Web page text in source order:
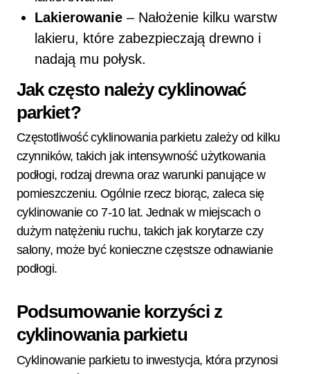
Lakierowanie– Nałożenie kilku warstw
lakieru, które zabezpieczają drewno i
nadają mu połysk.
Jak często należy cyklinować
parkiet?
Częstotliwość cyklinowania parkietu zależy od kilku
czynników, takich jak intensywność użytkowania
podłogi, rodzaj drewna oraz warunki panujące w
pomieszczeniu. Ogólnie rzecz biorąc, zaleca się
cyklinowanie co 7-10 lat. Jednak w miejscach o
dużym natężeniu ruchu, takich jak korytarze czy
salony, może być konieczne częstsze odnawianie
podłogi.
Podsumowanie korzyści z
cyklinowania parkietu
Cyklinowanie parkietu to inwestycja, która przynosi